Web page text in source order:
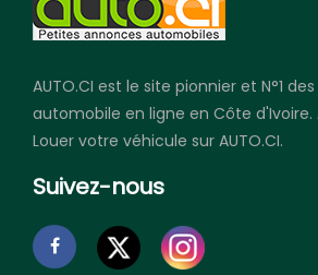
AUTO.CI est le site pionnier et N°1
automobile en ligne en Côte d'Ivoire.
Louer votre véhicule sur AUTO.CI.
Suivez-nous